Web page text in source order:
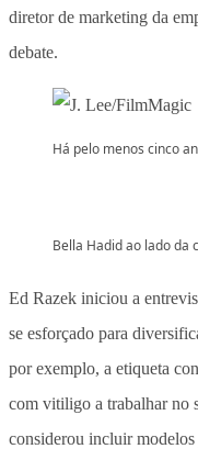
diretor de marketing da
debate.
Há pelo menos cinco
Bella Hadid ao lado da
Ed Razek iniciou a
se esforçado para
por exemplo, a etiqueta
com vitiligo a trabalhar no
considerou incluir modelos